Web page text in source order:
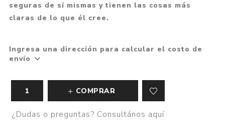
seguras de sí mismas y tienen las cosas más
claras de lo que él cree.
Ingresa una dirección para calcular el costo de
envío
COMPRAR
¿Dudas o preguntas? Consultános aquí